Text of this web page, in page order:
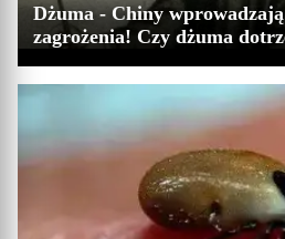
Dżuma - Chiny
zagrożenia! Czy dżuma